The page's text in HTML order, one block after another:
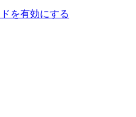
を有効にする